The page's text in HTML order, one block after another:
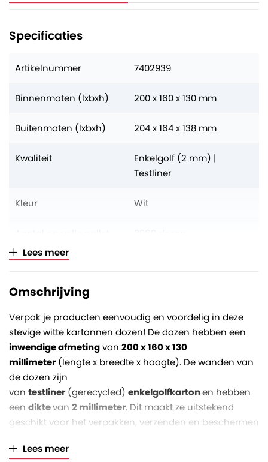
Specificaties
Artikelnummer 7402939
Binnenmaten (lxbxh) 200 x 160 x 130 mm
Buitenmaten (lxbxh) 204 x 164 x 138 mm
Kwaliteit
Enkelgolf (2 mm) |
Testliner
Kleur Wit
Verkoopeenheid
Lees meer
Omschrijving
Verpak je producten eenvoudig en voordelig in deze
stevige witte kartonnen dozen! De dozen hebben een
inwendige afmetingvan 200 x 160 x 130
millimeter(lengte x breedte x hoogte). De wanden van
de dozen zijn
van testliner(gerecycled) enkelgolfkartonen hebben
een diktevan 2 millimeter. Dit maakt ze uitstekend
geschikt voor het verpakken, verzenden en beschermen
zo'n 10 kg).
Lees meer